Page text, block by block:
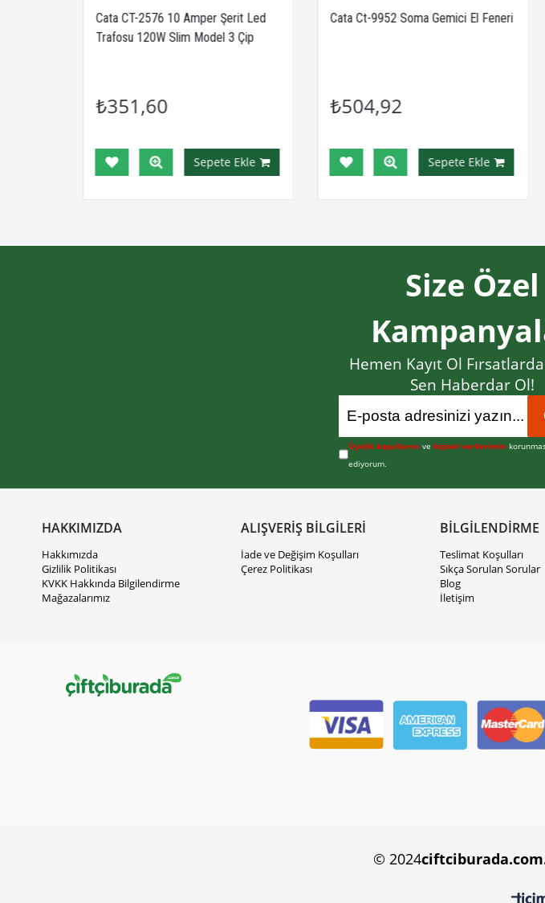
Cata CT-2576 10 Amper Şerit Led
Trafosu 120W Slim Model 3 Çip
₺351,60
Sepete Ekle
Cata Ct-9952 Soma Gemici El Feneri
₺504,92
Sepete Ekle
Size Özel
Hemen Kayıt Ol
Sen Haberdar Ol!
Üyelik koşullarını vekişisel verilerimin
ediyorum.
HAKKIMIZDA
Hakkımızda
Gizlilik Politikası
KVKK Hakkında Bilgilendirme
Mağazalarımız
ALIŞVERİŞ BİLGİLERİ
İade ve Değişim Koşulları
Çerez Politikası
BİLGİLENDİRME
Teslimat Koşulları
Sıkça Sorulan Sorular
Blog
İletişim
© 2024